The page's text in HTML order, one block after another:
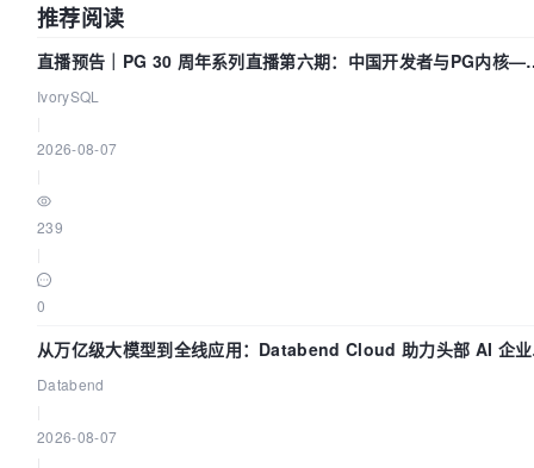
推荐阅读
直播预告｜PG 30 周年系列直播第六期：中国开发者与PG内核
我们改得动吗？我们贡献了什么？
IvorySQL
2026-08-07
239
0
从万亿级大模型到全线应用：Databend Cloud 助力头部 AI 企
建全链路 Trace 数据管道
Databend
2026-08-07